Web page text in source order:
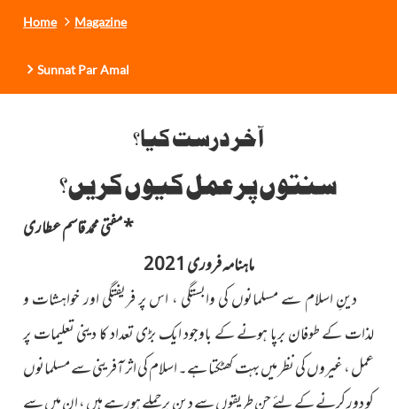
Home Magazine
Sunnat Par Amal
آخر درست کیا؟
سنتوں پر عمل کیوں کریں؟
*مفتی محمد قاسم عطاری
ماہنامہ فروری 2021
دینِ اسلام سے مسلمانوں کی وابستگی ، اس پر فریفتگی اور خواہشات و
لذات کے طوفان برپا ہونے کے باوجود ایک بڑی تعداد کا دینی تعلیمات پر
عمل ، غیروں کی نظر میں بہت کھٹکتا ہے۔ اسلام کی اثر آفرینی سے مسلمانوں